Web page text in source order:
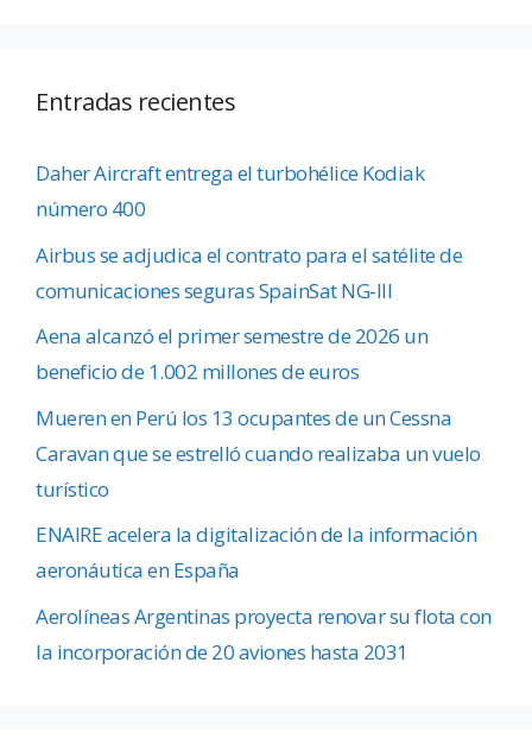
Entradas recientes
Daher Aircraft entrega el turbohélice Kodiak
número 400
Airbus se adjudica el contrato para el satélite de
comunicaciones seguras SpainSat NG-III
Aena alcanzó el primer semestre de 2026 un
beneficio de 1.002 millones de euros
Mueren en Perú los 13 ocupantes de un Cessna
Caravan que se estrelló cuando realizaba un vuelo
turístico
ENAIRE acelera la digitalización de la información
aeronáutica en España
Aerolíneas Argentinas proyecta renovar su flota con
la incorporación de 20 aviones hasta 2031